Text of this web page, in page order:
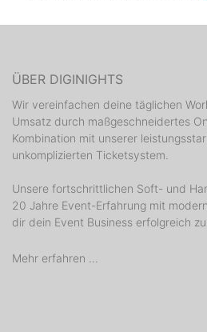
ÜBER DIGINIGHTS
Wir vereinfachen deine täglichen
Umsatz durch maßgeschneidertes
Kombination mit unserer
unkomplizierten Ticketsystem.
Unsere fortschrittlichen Soft- und
20 Jahre Event-Erfahrung mit
dir dein Event Business erfolgreich
Mehr erfahren ...